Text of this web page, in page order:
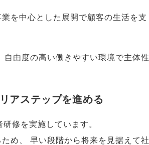
を中心とした展開で顧客の生活を支
自由度の高い働きやすい環境で主体性
アステップを進める
修を実施しています。
め、
早い段階から将来を見据えて社